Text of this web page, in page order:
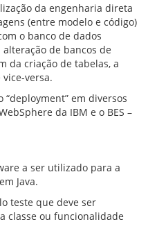
da engenharia direta
(entre modelo e código)
o banco de dados
de bancos de
da criação de tabelas, a
versa.
em diversos
da IBM e o BES –
a ser utilizado para a
Java.
teste que deve ser
classe ou funcionalidade